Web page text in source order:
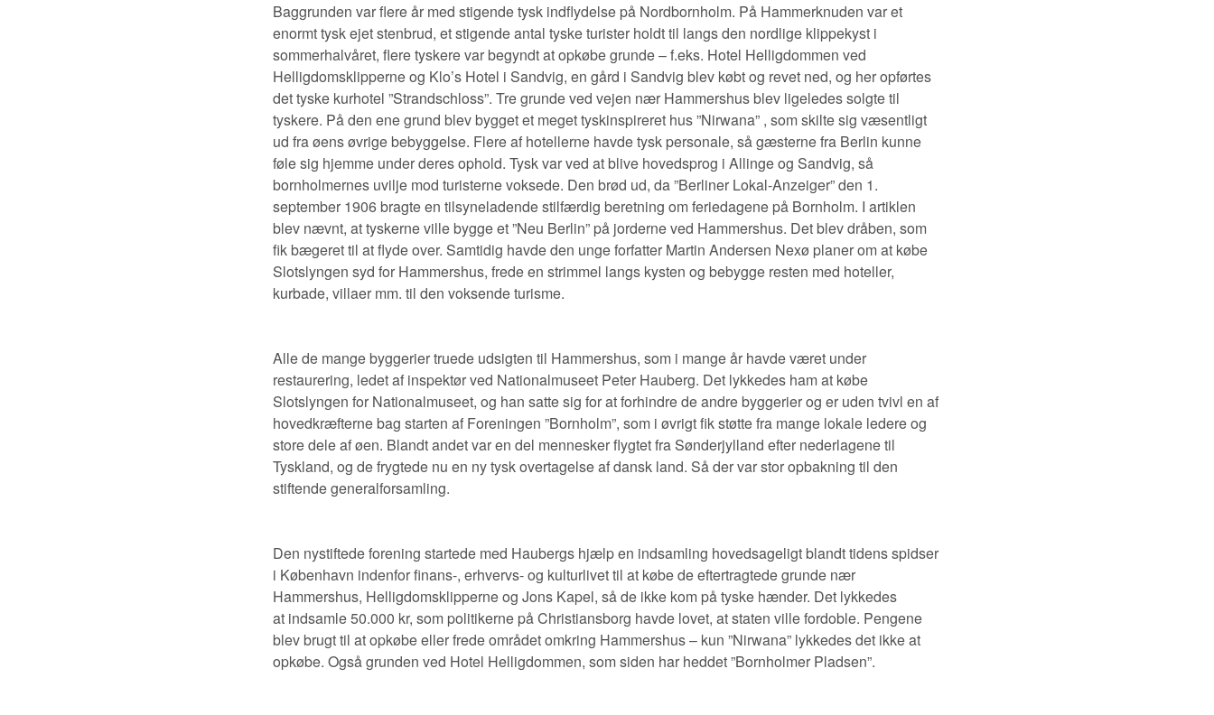
Baggrunden var flere år med stigende tysk indflydelse på Nordbornholm. På Hammerknuden var et
enormt tysk ejet stenbrud, et stigende antal tyske turister holdt til langs den nordlige klippekyst i
sommerhalvåret, flere tyskere var begyndt at opkøbe grunde – f.eks. Hotel Helligdommen ved
Helligdomsklipperne og Klo’s Hotel i Sandvig, en gård i Sandvig blev købt og revet ned, og her opførtes
det tyske kurhotel ”Strandschloss”. Tre grunde ved vejen nær Hammershus blev ligeledes solgte til
tyskere. På den ene grund blev bygget et meget tyskinspireret hus ”Nirwana” , som skilte sig væsentligt
ud fra øens øvrige bebyggelse. Flere af hotellerne havde tysk personale, så gæsterne fra Berlin kunne
føle sig hjemme under deres ophold. Tysk var ved at blive hovedsprog i Allinge og Sandvig, så
bornholmernes uvilje mod turisterne voksede. Den brød ud, da ”Berliner Lokal-Anzeiger” den 1.
september 1906 bragte en tilsyneladende stilfærdig beretning om feriedagene på Bornholm. I artiklen
blev nævnt, at tyskerne ville bygge et ”Neu Berlin” på jorderne ved Hammershus. Det blev dråben, som
fik bægeret til at flyde over. Samtidig havde den unge forfatter Martin Andersen Nexø planer om at købe
Slotslyngen syd for Hammershus, frede en strimmel langs kysten og bebygge resten med hoteller,
kurbade, villaer mm. til den voksende turisme.
Alle de mange byggerier truede udsigten til Hammershus, som i mange år havde været under
restaurering, ledet af inspektør ved Nationalmuseet Peter Hauberg. Det lykkedes ham at købe
Slotslyngen for Nationalmuseet, og han satte sig for at forhindre de andre byggerier og er uden tvivl en af
hovedkræfterne bag starten af Foreningen ”Bornholm”, som i øvrigt fik støtte fra mange lokale ledere og
store dele af øen. Blandt andet var en del mennesker flygtet fra Sønderjylland efter nederlagene til
Tyskland, og de frygtede nu en ny tysk overtagelse af dansk land. Så der var stor opbakning til den
stiftende generalforsamling.
Den nystiftede forening startede med Haubergs hjælp en indsamling hovedsageligt blandt tidens spidser
i København indenfor finans-, erhvervs- og kulturlivet til at købe de eftertragtede grunde nær
Hammershus, Helligdomsklipperne og Jons Kapel, så de ikke kom på tyske hænder. Det lykkedes
at indsamle 50.000 kr, som politikerne på Christiansborg havde lovet, at staten ville fordoble. Pengene
blev brugt til at opkøbe eller frede området omkring Hammershus – kun ”Nirwana” lykkedes det ikke at
opkøbe. Også grunden ved Hotel Helligdommen, som siden har heddet ”Bornholmer Pladsen”.